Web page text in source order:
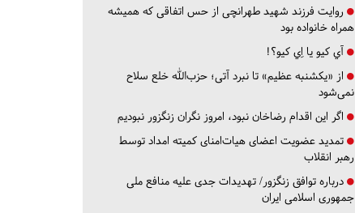
روایت فرزند شهید طهرانچی از حس اتفاقی که همیشه
همراه خانواده بود
آي كيو يا اِي كيو؟!
از «یکشنبه عظیم» تا نبرد آتی؛ حزب‌الله خلع سلاح
نمی‌شود
اگر این اقدام رضاخان نبود، امروز نگران زنگزور نبودیم
تمدید عضویت اعضای هیات‌امنای کمیته امداد توسط
رهبر انقلاب
درباره توافق زنگزور/ تهدیدات جدی علیه منافع ملی
جمهوری اسلامی ایران